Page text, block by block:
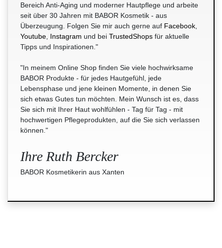
Bereich Anti-Aging und moderner Hautpflege und arbeite
seit über 30 Jahren mit BABOR Kosmetik - aus
Überzeugung. Folgen Sie mir auch gerne auf Facebook
Youtube Instagram und bei TrustedShops für aktuelle
Tipps und Inspirationen."
"In meinem Online Shop finden Sie viele hochwirksame
BABOR Produkte - für jedes Hautgefühl, jede
Lebensphase und jene kleinen Momente, in denen Sie
sich etwas Gutes tun möchten. Mein Wunsch ist es, dass
Sie sich mit Ihrer Haut wohlfühlen - Tag für Tag - mit
hochwertigen Pflegeprodukten, auf die Sie sich verlassen
können."
Ihre Ruth Bercker
BABOR Kosmetikerin aus Xanten